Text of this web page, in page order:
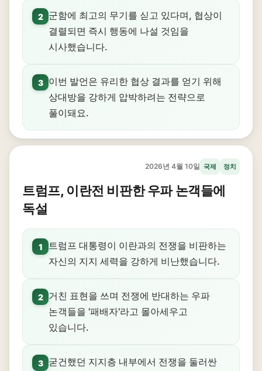
2
군함에 최고의 무기를 싣고 있다며, 협상이
결렬되면 즉시 행동에 나설 것임을
시사했습니다.
3
이번 발언은 유리한 협상 결과를 얻기 위해
상대방을 강하게 압박하려는 전략으로
풀이돼요.
2026년 4월 10일 국제 정치
트럼프, 이란전 비판한 우파 논객들에
독설
1
트럼프 대통령이 이란과의 전쟁을 비판하는
자신의 지지 세력을 강하게 비난했습니다.
2
거친 표현을 쓰며 전쟁에 반대하는 우파
논객들을 '패배자'라고 몰아세우고
있습니다.
3
굳건했던 지지층 내부에서 전쟁을 둘러싼